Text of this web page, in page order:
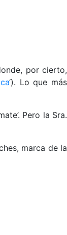
por cierto,
‘). Lo que más
Pero la Sra.
marca de la